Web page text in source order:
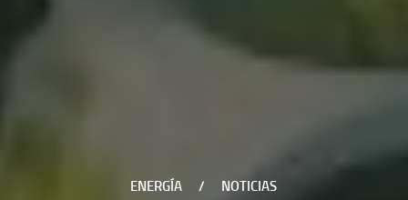
ENERGÍA /
NOTICIAS